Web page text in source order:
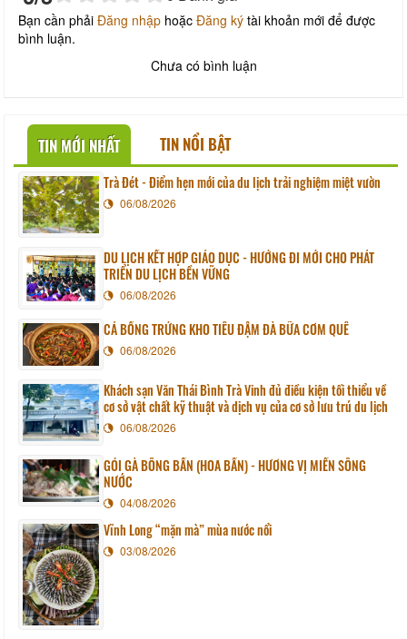
Bạn cần phải Đăng nhập hoặc Đăng ký tài khoản mới để được
bình luận.
Chưa có bình luận
TIN MỚI NHẤT TIN NỔI BẬT
Trà Đét - Điểm hẹn mới của du lịch trải nghiệm miệt vườn
06/08/2026
DU LỊCH KẾT HỢP GIÁO DỤC - HƯỚNG ĐI MỚI CHO PHÁT
TRIỂN DU LỊCH BỀN VỮNG
06/08/2026
CÁ BỐNG TRỨNG KHO TIÊU ĐẬM ĐÀ BỮA CƠM QUÊ
06/08/2026
Khách sạn Văn Thái Bình Trà Vinh đủ điều kiện tối thiểu về
cơ sở vật chất kỹ thuật và dịch vụ của cơ sở lưu trú du lịch
06/08/2026
GỎI GÀ BÔNG BẦN (HOA BẦN) - HƯƠNG VỊ MIỀN SÔNG
NƯỚC
04/08/2026
Vĩnh Long “mặn mà” mùa nước nổi
03/08/2026